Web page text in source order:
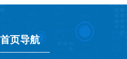
首页导航